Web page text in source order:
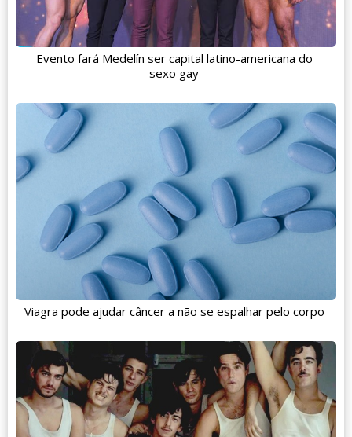
Evento fará Medelín ser capital latino-americana do
sexo gay
Viagra pode ajudar câncer a não se espalhar pelo corpo